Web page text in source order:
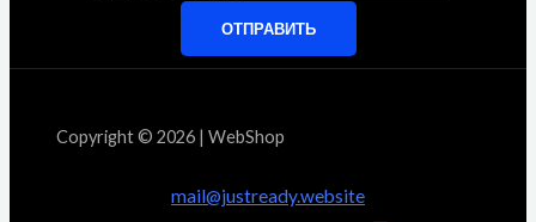
ОТПРАВИТЬ
Copyright © 2026 | WebShop
mail@justready.website